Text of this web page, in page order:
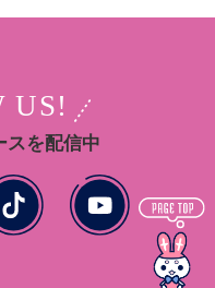
US!
スを配信中